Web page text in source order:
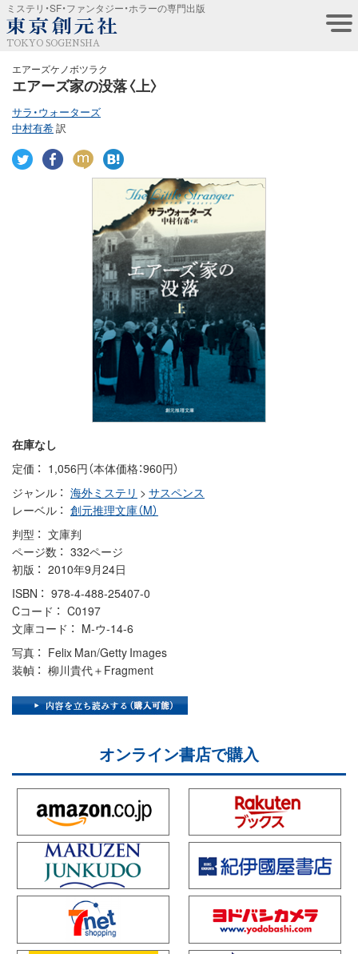
ミステリ・SF・ファンタジー・ホラーの専門出版
TOKYO SOGENSHA
エアーズケノボツラク
エアーズ家の没落〈上〉
サラ・ウォーターズ
中村有希訳
在庫なし
定価
1,056円（本体価格：960円）
ジャンル
海外ミステリ > サスペンス
レーベル
創元推理文庫（M）
判型
文庫判
ページ数
332ページ
初版
2010年9月24日
ISBN
978-4-488-25407-0
Cコード
C0197
文庫コード
M-ウ-14-6
写真
Felix Man/Getty Images
装幀
柳川貴代＋Fragment
オンライン書店で購入